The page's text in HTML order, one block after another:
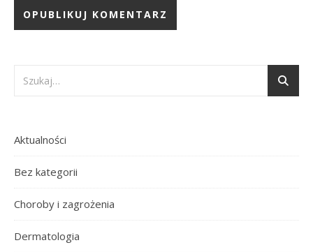
Aktualności
Bez kategorii
Choroby i zagrożenia
Dermatologia